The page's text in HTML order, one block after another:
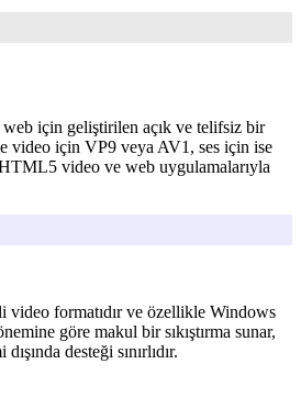
için geliştirilen açık ve telifsiz bir
video için VP9 veya AV1, ses için ise
video ve web uygulamalarıyla
formatıdır ve özellikle Windows
göre makul bir sıkıştırma sunar,
desteği sınırlıdır.